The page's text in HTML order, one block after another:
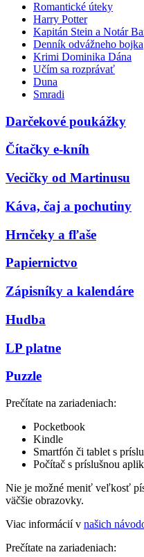
Romantické úteky
Harry Potter
Kapitán Stein a Notár
Denník odvážneho bojka
Krimi Dominika Dána
Učím sa rozprávať
Duna
Smradi
Darčekové poukážky
Čítačky e-kníh
Vecičky od Martinusu
Káva, čaj a pochutiny
Hrnčeky a fľaše
Papiernictvo
Zápisníky a kalendáre
Hudba
LP platne
Puzzle
Prečítate na zariadeniach:
Pocketbook
Kindle
Smartfón či tablet s
Počítač s príslušnou
Nie je možné meniť veľkosť
väčšie obrazovky.
Viac informácií v našich
Prečítate na zariadeniach: